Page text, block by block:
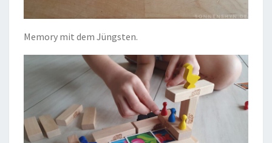
Memory mit dem Jüngsten.